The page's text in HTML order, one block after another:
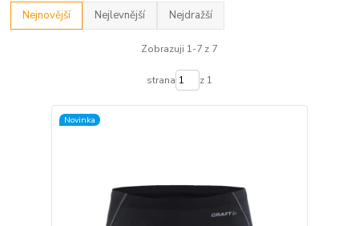
Nejnovější Nejlevnější Nejdražší
Zobrazuji 1-7 z 7
strana z 1
Novinka